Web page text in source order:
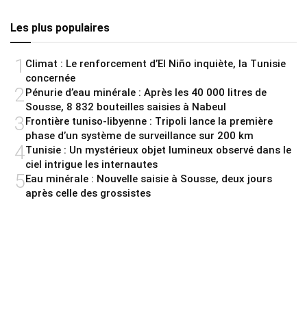
Les plus populaires
1 Climat : Le renforcement d’El Niño inquiète, la Tunisie
concernée
2 Pénurie d’eau minérale : Après les 40 000 litres de
Sousse, 8 832 bouteilles saisies à Nabeul
3Frontière tuniso-libyenne : Tripoli lance la première
phase d’un système de surveillance sur 200 km
4Tunisie : Un mystérieux objet lumineux observé dans le
ciel intrigue les internautes
5Eau minérale : Nouvelle saisie à Sousse, deux jours
après celle des grossistes